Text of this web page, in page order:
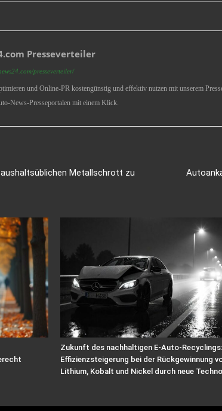
Presseverteiler
presseverteiler/
und Online-PR kostengünstig und effektiv nutzen mit unserem
News-Presseportalen mit einem Klick.
Metallschrott zu
Zukunft des nachhaltigen E-Auto-Recyclings:
Effizienzsteigerung bei der Rückgewinnung
Lithium, Kobalt und Nickel durch neue